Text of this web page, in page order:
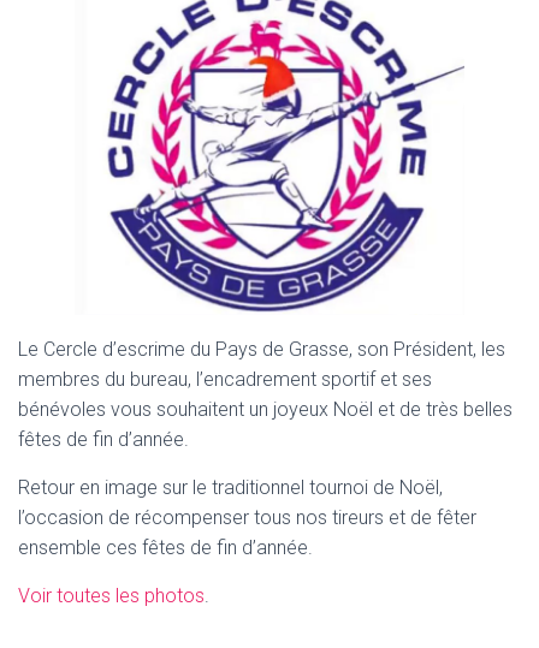
Le Cercle d’escrime du Pays de Grasse, son Président, les
membres du bureau, l’encadrement sportif et ses
bénévoles vous souhaitent un joyeux Noël et de très belles
fêtes de fin d’année.
Retour en image sur le traditionnel tournoi de Noël,
l’occasion de récompenser tous nos tireurs et de fêter
ensemble ces fêtes de fin d’année.
Voir toutes les photos.